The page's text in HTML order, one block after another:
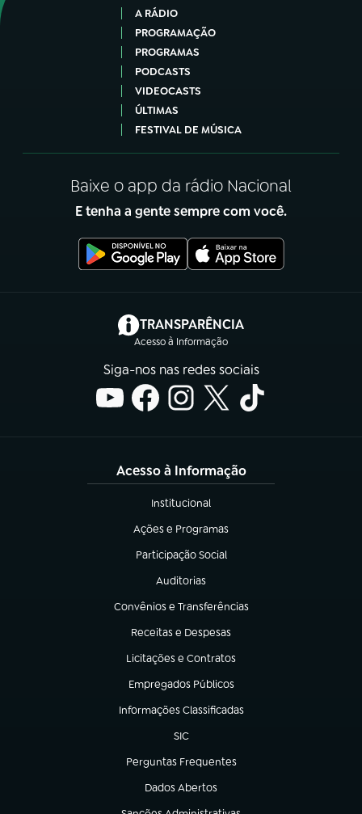
A RÁDIO
PROGRAMAÇÃO
PROGRAMAS
PODCASTS
VIDEOCASTS
ÚLTIMAS
FESTIVAL DE MÚSICA
Baixe o app da rádio Nacional
E tenha a gente sempre com você.
TRANSPARÊNCIA
Acesso à Informação
(abre em nova aba)
Siga-nos nas redes sociais
Acesso à Informação
Institucional
(abre em nova aba)
Ações e Programas
(abre em nova aba)
Participação Social
(abre em nova aba)
Auditorias
(abre em nova aba)
Convênios e Transferências
(abre em nova aba)
Receitas e Despesas
(abre em nova aba)
Licitações e Contratos
(abre em nova aba)
Empregados Públicos
(abre em nova aba)
Informações Classificadas
(abre em nova aba)
SIC
(abre em nova aba)
Perguntas Frequentes
(abre em nova aba)
Dados Abertos
(abre em nova aba)